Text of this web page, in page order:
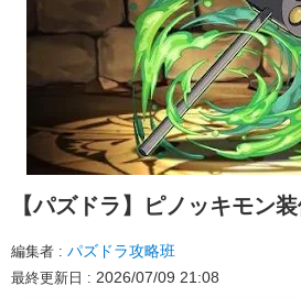
【パズドラ】 ピノッキモン
編集者 パズドラ攻略班
最終更新日 2026/07/09 21:08